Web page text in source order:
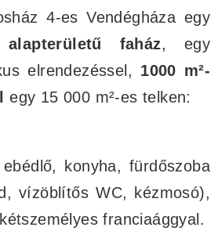
4-es Vendégháza egy
faház, egy
elrendezéssel, 1000 m²-
egy 15 000 m²-es telken:
konyha, fürdőszoba
vízöblítős WC, kézmosó),
franciaággyal.